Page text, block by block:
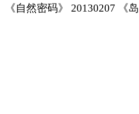
《自然密码》 20130207 《